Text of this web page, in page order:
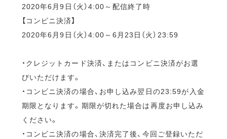
2020年6月9日（火）4:00～配信終了時
【コンビニ決済】
2020年6月9日（火）4:00～6月23日（火）23:59
・クレジットカード決済、またはコンビニ決済がお選
びいただけます。
・コンビニ決済の場合、お申し込み翌日の23:59が入金
期限となります。期限が切れた場合は再度お申し込み
ください。
・コンビニ決済の場合、決済完了後、今回ご登録いただ